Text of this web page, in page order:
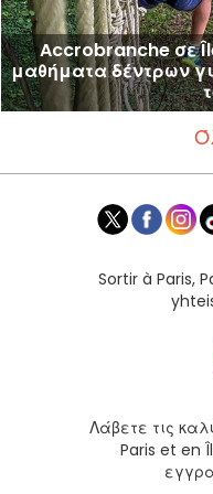
Accrobranche σε
μαθήματα δέντρων
Sortir à Paris,
Λάβετε τις
Paris et en